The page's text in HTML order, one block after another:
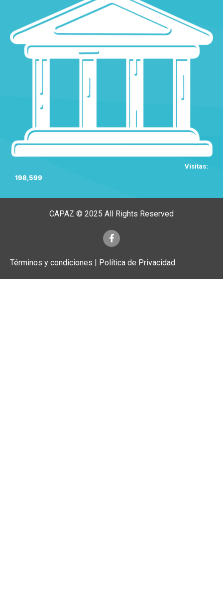
Visitas:
198,599
CAPAZ © 2025 All Rights Reserved
Términos y condiciones | Política de Privacidad